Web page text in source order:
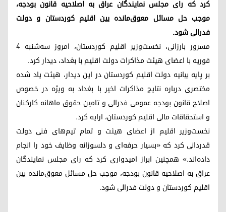
کرد که رای مجلس نمایندگان عراق به اصلاحیه قانون بودجه،
موجب حل مسائل معوق‌مانده بین اقلیم کوردستان و دولت
فدرالی شود.
مسرور بارزانی، نخست‌وزیر اقلیم کوردستان، امروز سه‌شنبه ۴
فوریه با اعضای هیئت مذاکرات دولت اقلیم با بغداد، دیدار کرد.
بر پایه بیانیه دولت اقلیم کوردستان در این دیدار، هیئت یاد شده
مختصری درباره نتایج مذاکرات اخیر با بغداد به ویژه در خصوص
اصلاح قانون بودجه عمومی فدرالی و تامین حقوق ماهانه کارکنان
و استحقاقات مالی اقلیم کوردستان، ارایه کرد.
نخست‌وزیر اقلیم از اعضای هیئت و تمام تیم‌های فنی دولت
قدردانی کرد که «بسیار حرفه‌ای و دلسوزانه وظایف خود را انجام
داده‌اند.» همچنین ابراز امیدواری کرد که رای مجلس نمایندگان
عراق به اصلاحیه قانون بودجه، موجب حل مسائل معوق‌مانده بین
اقلیم کوردستان و دولت فدرالی شود.